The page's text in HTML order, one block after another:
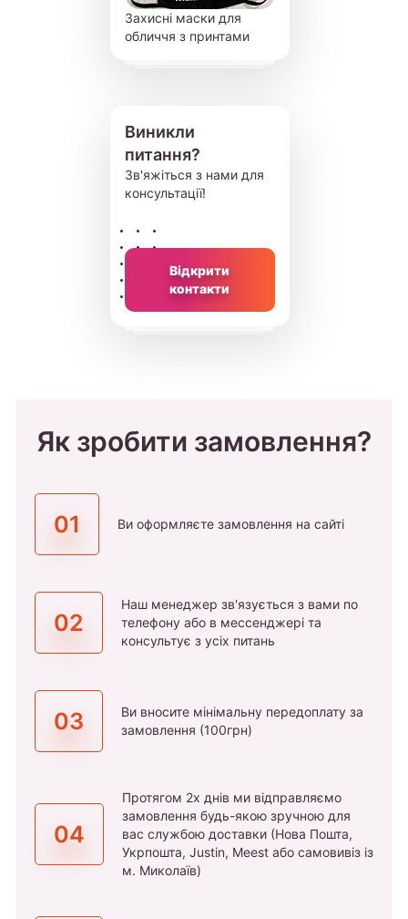
Захисні маски для
обличчя з принтами
Виникли
питання?
Зв'яжіться з нами для
консультації!
Відкрити
контакти
Як зробити замовлення?
01 Ви оформляєте замовлення на сайті
02
Наш менеджер зв'язується з вами по
телефону або в мессенджері та
консультує з усіх питань
03
Ви вносите мінімальну передоплату за
замовлення (100грн)
04
Протягом 2х днів ми відправляємо
замовлення будь-якою зручною для
вас службою доставки (Нова Пошта,
Укрпошта, Justin, Meest або самовивіз із
м. Миколаїв)